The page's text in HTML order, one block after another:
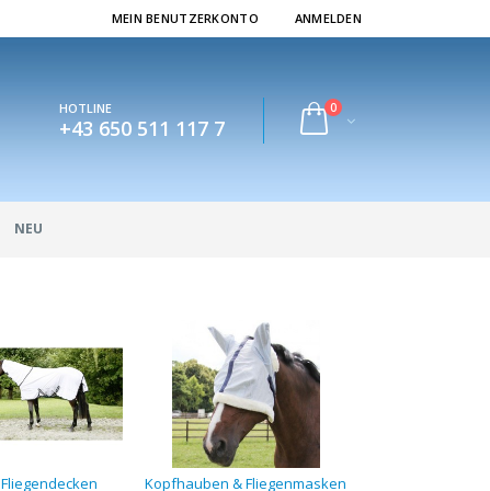
MEIN BENUTZERKONTO ANMELDEN
HOTLINE
+43 650 511 117 7
0
NEU
Fliegendecken Kopfhauben & Fliegenmasken